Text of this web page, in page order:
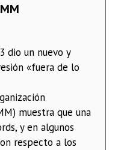
dio un nuevo y
«fuera de lo
muestra que una
y en algunos
respecto a los